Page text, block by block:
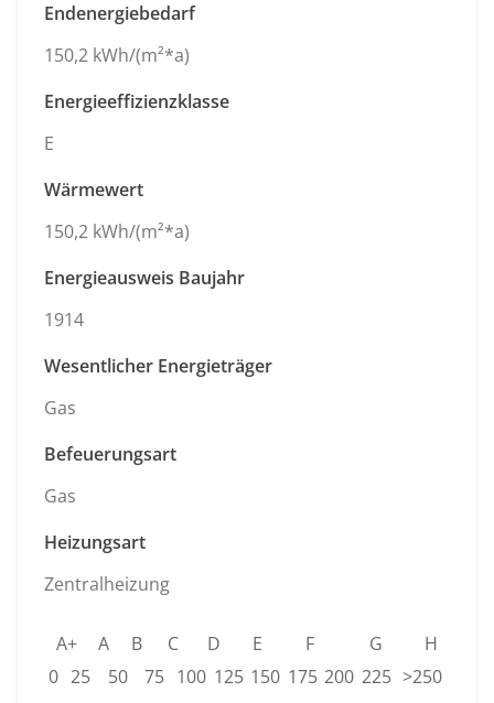
Endenergiebedarf
150,2 kWh/(m²*a)
Energieeffizienzklasse
E
Wärmewert
150,2 kWh/(m²*a)
Energieausweis Baujahr
1914
Wesentlicher Energieträger
Gas
Befeuerungsart
Gas
Heizungsart
Zentralheizung
A+ A B C D E F G
H
0 25 50 75 100 125 150 175 200 225 >250